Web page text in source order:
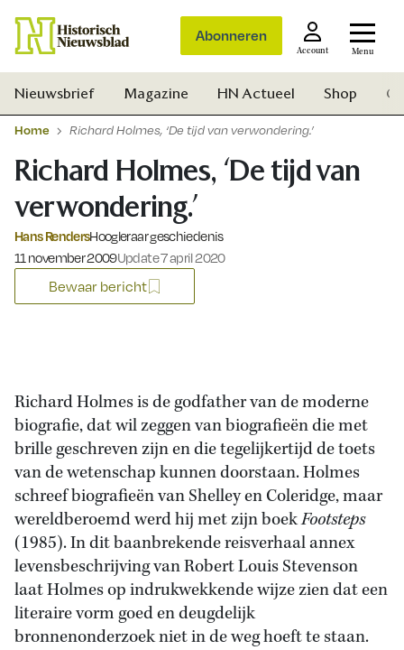
Abonneren
Account Menu
Nieuwsbrief Magazine HN Actueel Shop
Home Richard Holmes, ‘De tijd van verwondering.’
Richard Holmes, ‘De tijd van
verwondering.’
Hans RendersHoogleraar geschiedenis
Gepubliceerd op:
11 november 2009Update 7 april 2020
Bewaar bericht
Richard Holmes is de godfather van de moderne
biografie, dat wil zeggen van biografieën die met
brille geschreven zijn en die tegelijkertijd de toets
van de wetenschap kunnen doorstaan. Holmes
schreef biografieën van Shelley en Coleridge, maar
wereldberoemd werd hij met zijn boekFootsteps
(1985). In dit baanbrekende reisverhaal annex
levensbeschrijving van Robert Louis Stevenson
laat Holmes op indrukwekkende wijze zien dat een
literaire vorm goed en deugdelijk
bronnenonderzoek niet in de weg hoeft te staan.